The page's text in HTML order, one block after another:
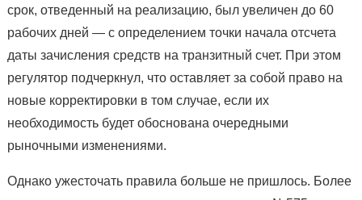
срок, отведенный на реализацию, был увеличен до 60
рабочих дней — с определением точки начала отсчета
даты зачисления средств на транзитный счет. При этом
регулятор подчеркнул, что оставляет за собой право на
новые корректировки в том случае, если их
необходимость будет обоснована очередными
рыночными изменениями.
Однако ужесточать правила больше не пришлось. Более